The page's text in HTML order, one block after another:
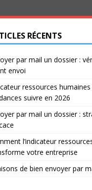
RÉCENTS
par mail un dossier :
envoi
ressources humaines
suivre en 2026
par mail un dossier :
l’indicateur
votre entreprise
de bien envoyer par